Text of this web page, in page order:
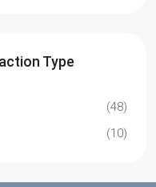
Type
(48)
(10)